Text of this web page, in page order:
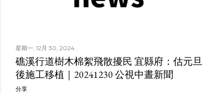
星期一, 12月 30, 2024
礁溪行道樹木棉絮飛散擾民 宜縣府：估元旦
後施工移植｜20241230 公視中晝新聞
分享